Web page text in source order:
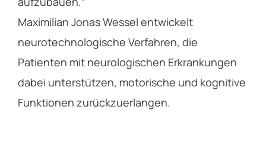
Maximilian Jonas Wessel entwickelt
neurotechnologische Verfahren, die
Patienten mit neurologischen Erkrankungen
dabei unterstützen, motorische und kognitive
Funktionen zurückzuerlangen.